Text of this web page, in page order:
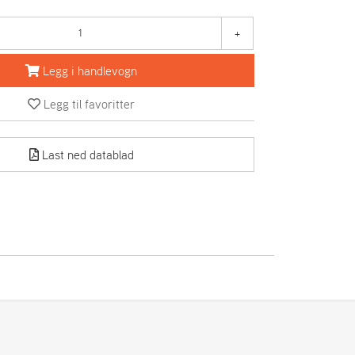
+
Legg i handlevogn
Legg til favoritter
Last ned datablad